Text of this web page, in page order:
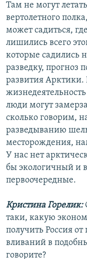
Там не могут
вертолетного
может садиться,
лишились всего
которые садились
разведку, прогноз
развития
люди могут
сколько говорим,
разведыванию
месторождения,
У нас нет
бы экологичный и
первоочередные.
Кристина Горелик:
таки, какую
получить Россия
вливаний в
говорите?